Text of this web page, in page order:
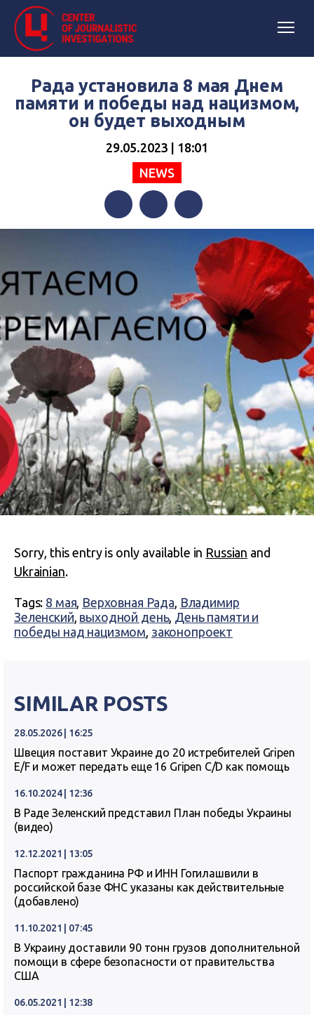
Рада установила 8 мая Днем
памяти и победы над нацизмом,
он будет выходным
29.05.2023 | 18:01
NEWS
FacebookTwitterTelegram
Sorry, this entry is only available in Russian and
Ukrainian.
Tags: 8 мая, Верховная Рада, Владимир
Зеленский, выходной день, День памяти и
победы над нацизмом, законопроект
SIMILAR POSTS
28.05.2026 | 16:25
Швеция поставит Украине до 20 истребителей Gripen
E/F и может передать еще 16 Gripen C/D как помощь
16.10.2024 | 12:36
В Раде Зеленский представил План победы Украины
(видео)
12.12.2021 | 13:05
Паспорт гражданина РФ и ИНН Гогилашвили в
российской базе ФНС указаны как действительные
(добавлено)
11.10.2021 | 07:45
В Украину доставили 90 тонн грузов дополнительной
помощи в сфере безопасности от правительства
США
06.05.2021 | 12:38